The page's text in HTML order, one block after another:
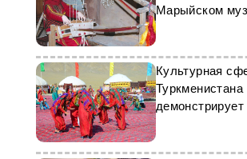
Марыйском
Культурная
Туркменистана
достижения и